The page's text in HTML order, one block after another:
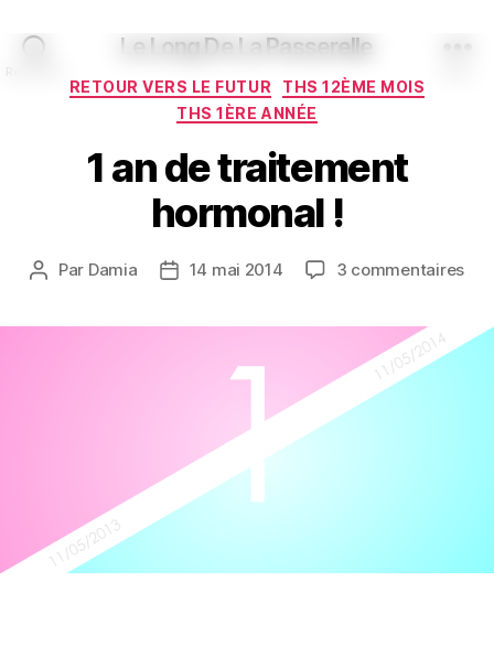
Le Long De La Passerelle
Catégories
RETOUR VERS LE FUTUR
THS 12ÈME MOIS
THS 1ÈRE ANNÉE
1 an de traitement
hormonal !
Auteur
Par Damia
Date14 mai 2014 3 commentairessur
de